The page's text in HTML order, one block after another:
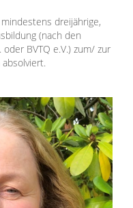
dreijährige,
(nach den
BVTQ e.V.) zum/ zur